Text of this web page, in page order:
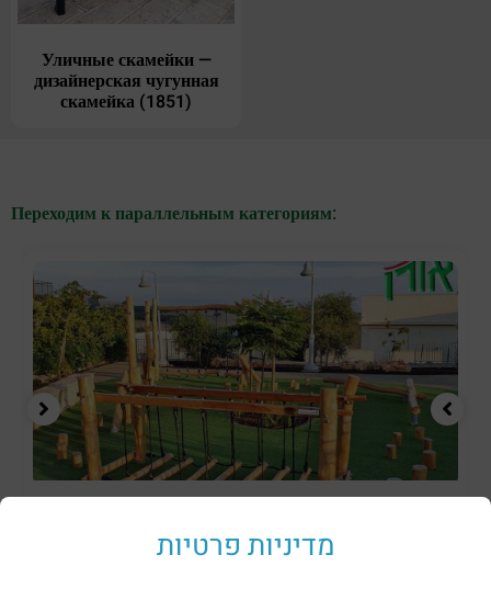
Уличные скамейки —
дизайнерская чугунная
скамейка (1851)
Переходим к параллельным категориям:
מדיניות פרטיות